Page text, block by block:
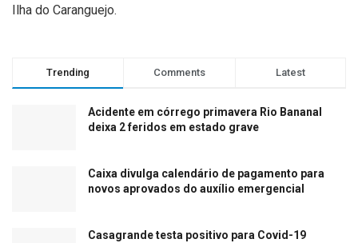
Ilha do Caranguejo.
Trending Comments Latest
Acidente em córrego primavera Rio Bananal
deixa 2 feridos em estado grave
Caixa divulga calendário de pagamento para
novos aprovados do auxílio emergencial
Casagrande testa positivo para Covid-19